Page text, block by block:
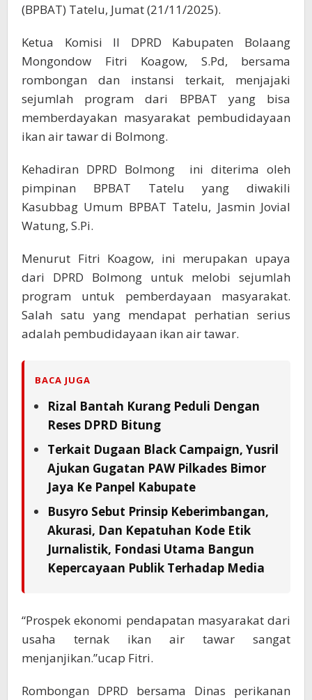
(BPBAT) Tatelu, Jumat (21/11/2025).
Ketua Komisi II DPRD Kabupaten Bolaang
Mongondow Fitri Koagow, S.Pd, bersama
rombongan dan instansi terkait, menjajaki
sejumlah program dari BPBAT yang bisa
memberdayakan masyarakat pembudidayaan
ikan air tawar di Bolmong.
Kehadiran DPRD Bolmong ini diterima oleh
pimpinan BPBAT Tatelu yang diwakili
Kasubbag Umum BPBAT Tatelu, Jasmin Jovial
Watung, S.Pi.
Menurut Fitri Koagow, ini merupakan upaya
dari DPRD Bolmong untuk melobi sejumlah
program untuk pemberdayaan masyarakat.
Salah satu yang mendapat perhatian serius
adalah pembudidayaan ikan air tawar.
BACA JUGA
Rizal Bantah Kurang Peduli Dengan
Reses DPRD Bitung
Terkait Dugaan Black Campaign, Yusril
Ajukan Gugatan PAW Pilkades Bimor
Jaya Ke Panpel Kabupate
Busyro Sebut Prinsip Keberimbangan,
Akurasi, Dan Kepatuhan Kode Etik
Jurnalistik, Fondasi Utama Bangun
Kepercayaan Publik Terhadap Media
“Prospek ekonomi pendapatan masyarakat dari
usaha ternak ikan air tawar sangat
menjanjikan.”ucap Fitri.
Rombongan DPRD bersama Dinas perikanan